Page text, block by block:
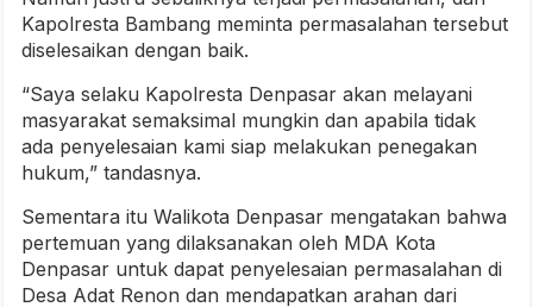
Kapolresta Bambang meminta permasalahan tersebut
diselesaikan dengan baik.
“Saya selaku Kapolresta Denpasar akan melayani
masyarakat semaksimal mungkin dan apabila tidak
ada penyelesaian kami siap melakukan penegakan
hukum,” tandasnya.
Sementara itu Walikota Denpasar mengatakan bahwa
pertemuan yang dilaksanakan oleh MDA Kota
Denpasar untuk dapat penyelesaian permasalahan di
Desa Adat Renon dan mendapatkan arahan dari